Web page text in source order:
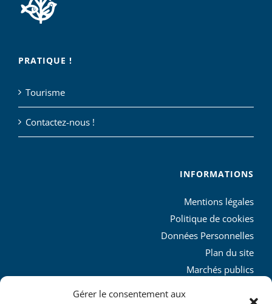
Gérer le consentement aux
PRATIQUE !
Tourisme
Contactez-nous !
INFORMATIONS
Mentions légales
Politique de cookies
Données Personnelles
Plan du site
Marchés publics